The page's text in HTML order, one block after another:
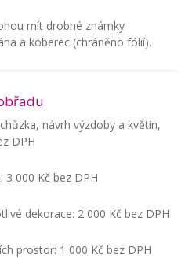
mít drobné známky
a koberec (chráněno fólií).
návrh výzdoby a květin,
DPH
000 Kč bez DPH
dekorace: 2 000 Kč bez DPH
prostor: 1 000 Kč bez DPH